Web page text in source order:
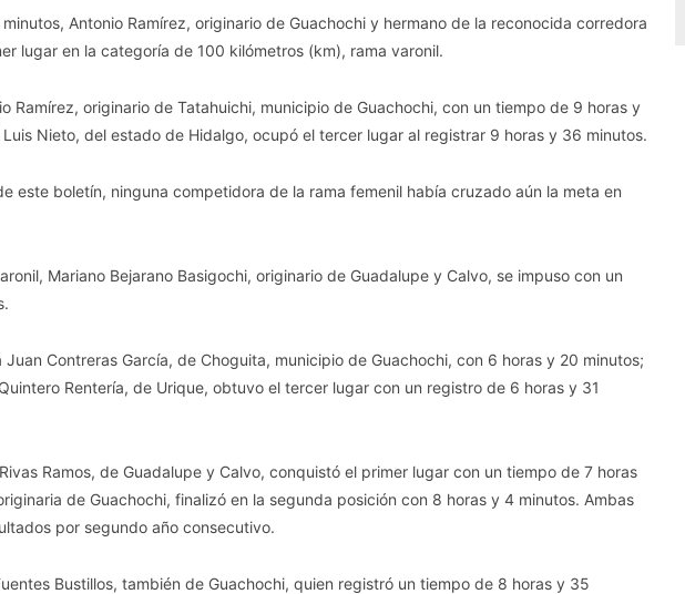
Antonio Ramírez, originario de Guachochi y hermano de la reconocida corredora
lugar en la categoría de 100 kilómetros (km), rama varonil.
Ramírez, originario de Tatahuichi, municipio de Guachochi, con un tiempo de 9 horas y
Nieto, del estado de Hidalgo, ocupó el tercer lugar al registrar 9 horas y 36 minutos.
este boletín, ninguna competidora de la rama femenil había cruzado aún la meta en
Mariano Bejarano Basigochi, originario de Guadalupe y Calvo, se impuso con un
Contreras García, de Choguita, municipio de Guachochi, con 6 horas y 20 minutos;
Rentería, de Urique, obtuvo el tercer lugar con un registro de 6 horas y 31
Ramos, de Guadalupe y Calvo, conquistó el primer lugar con un tiempo de 7 horas
de Guachochi, finalizó en la segunda posición con 8 horas y 4 minutos. Ambas
por segundo año consecutivo.
Bustillos, también de Guachochi, quien registró un tiempo de 8 horas y 35